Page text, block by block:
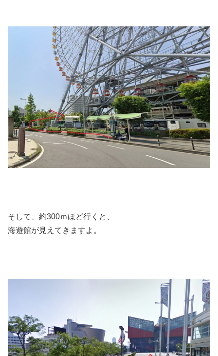
そして、約300ｍほど行くと、
海遊館が見えてきますよ。